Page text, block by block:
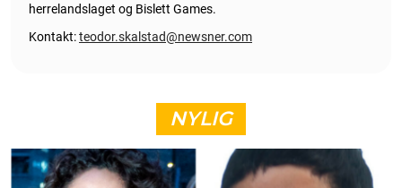
herrelandslaget og Bislett Games.
Kontakt:teodor.skalstad@newsner.com
NYLIG